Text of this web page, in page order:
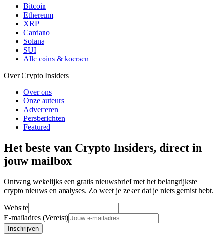
Bitcoin
Ethereum
XRP
Cardano
Solana
SUI
Alle coins & koersen
Over Crypto Insiders
Over ons
Onze auteurs
Adverteren
Persberichten
Featured
Het beste van Crypto Insiders, direct in
jouw mailbox
Ontvang wekelijks een gratis nieuwsbrief met het belangrijkste
crypto nieuws en analyses. Zo weet je zeker dat je niets gemist hebt.
Website
E-mailadres (Vereist)
Inschrijven